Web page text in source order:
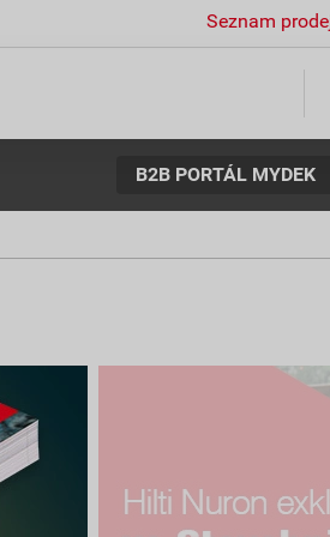
Seznam
B2B PORTÁL MYDEK